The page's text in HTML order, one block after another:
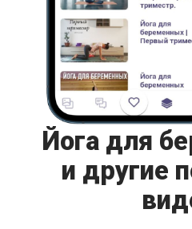
Йога для
и другие